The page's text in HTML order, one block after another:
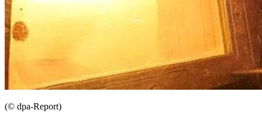
(© dpa-Report)